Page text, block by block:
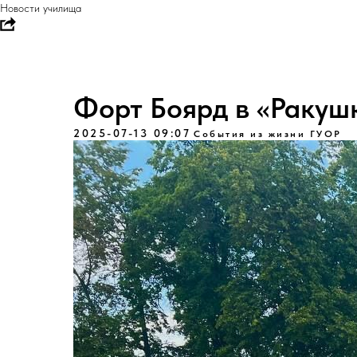
Новости училища
Форт Боярд в
2025-07-13 09:07 События из жизни ГУОР